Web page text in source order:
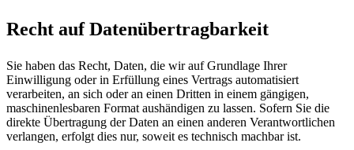
Recht auf Datenübertragbarkeit
Sie haben das Recht, Daten, die wir auf Grundlage Ihrer
Einwilligung oder in Erfüllung eines Vertrags automatisiert
verarbeiten, an sich oder an einen Dritten in einem gängigen,
maschinenlesbaren Format aushändigen zu lassen. Sofern Sie die
direkte Übertragung der Daten an einen anderen Verantwortlichen
verlangen, erfolgt dies nur, soweit es technisch machbar ist.